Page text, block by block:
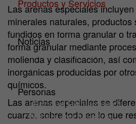
Productos y Servicios
Productos
Servicios
Noticias
Artículos técnicos y
Downloads
Ferias y eventos
Personas
¿Por qué HA Ilarduya?
Trabaja con Nosotros
Las arenas especiales
minerales naturales, productos
fundidos en forma granular o
forma granular mediante
molienda y clasificación, así
inorgánicas producidas por
químicos.
Las arenas especiales se
cuarzo, sobre todo en lo que